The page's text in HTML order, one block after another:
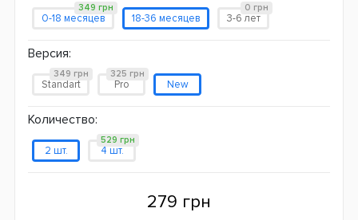
0-18 месяцев
349 грн
18-36 месяцев 3-6 лет
0 грн
Версия:
Standart
349 грн
Pro
325 грн
New
Количество:
2 шт. 4 шт.
529 грн
279 грн